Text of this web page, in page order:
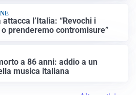
l’Italia: “Revochi i
prenderemo contromisure”
a 86 anni: addio a un
musica italiana